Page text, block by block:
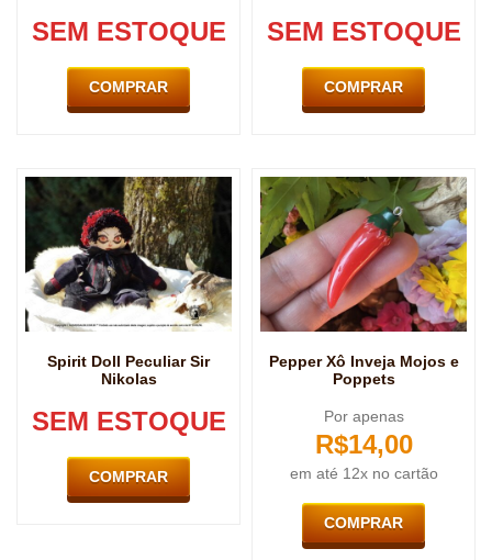
SEM ESTOQUE
COMPRAR
SEM ESTOQUE
COMPRAR
Spirit Doll Peculiar Sir
Nikolas
SEM ESTOQUE
COMPRAR
Pepper Xô Inveja Mojos e
Poppets
Por apenas
R$14,00
em até 12x no cartão
COMPRAR